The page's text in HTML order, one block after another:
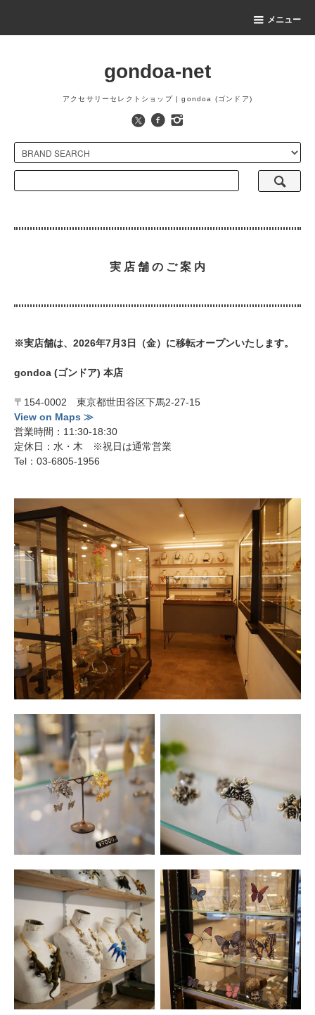
メニュー
gondoa-net
アクセサリーセレクトショップ | gondoa (ゴンドア)
実 店 舗 の ご 案 内
※実店舗は、2026年7月3日（金）に移転オープンいたします。
gondoa (ゴンドア) 本店
〒154-0002 東京都世田谷区下馬2-27-15
View on Maps ≫
営業時間：11:30-18:30
定休日：水・木 ※祝日は通常営業
Tel：03-6805-1956